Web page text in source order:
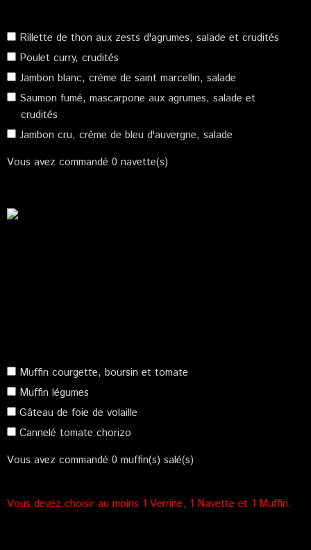
Rillette de thon aux zests d'agrumes, salade et crudités
Poulet curry, crudités
Jambon blanc, crème de saint marcellin, salade
Saumon fumé, mascarpone aux agrumes, salade et
crudités
Jambon cru, crème de bleu d'auvergne, salade
Vous avez commandé 0 navette(s)
Muffin courgette, boursin et tomate
Muffin légumes
Gâteau de foie de volaille
Cannelé tomate chorizo
Vous avez commandé 0 muffin(s) salé(s)
Vous devez choisir au moins 1 Verrine, 1 Navette et 1 Muffin.